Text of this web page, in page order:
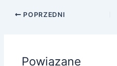
POPRZEDNI
Powiązane